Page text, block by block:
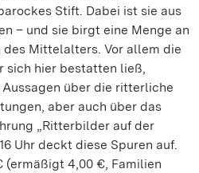
Stift. Dabei ist sie aus
– und sie birgt eine Menge an
Mittelalters. Vor allem die
sich hier bestatten ließ,
über die ritterliche
aber auch über das
„Ritterbilder auf der
Uhr deckt diese Spuren auf.
(ermäßigt 4,00 €, Familien